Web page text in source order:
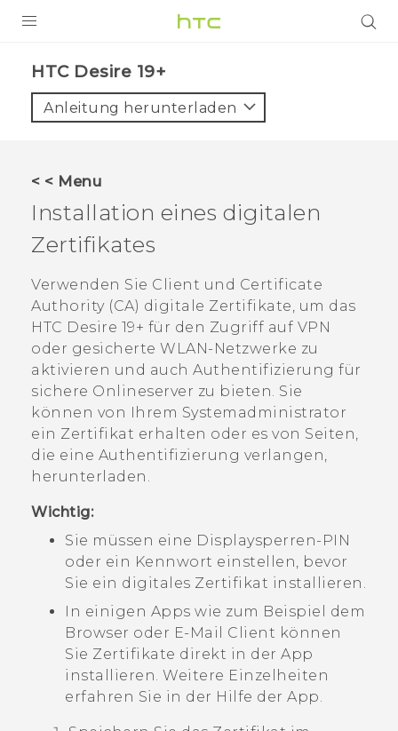
VIVE
VIVERSE
UNTERSTÜTZUNG
HTC-Geräte und Zubehör
‎HTC Desire 19+‎‎
Anleitung herunterladen
< < Menu
Installation eines digitalen
Zertifikates
Verwenden Sie Client und Certificate
Authority (CA) digitale Zertifikate, um das
HTC Desire 19+‍ für den Zugriff auf VPN
oder gesicherte WLAN-Netzwerke zu
aktivieren und auch Authentifizierung für
sichere Onlineserver zu bieten. Sie
können von Ihrem Systemadministrator
ein Zertifikat erhalten oder es von Seiten,
die eine Authentifizierung verlangen,
herunterladen.
Wichtig:
Sie müssen eine Displaysperren-PIN
oder ein Kennwort einstellen, bevor
Sie ein digitales Zertifikat installieren.
In einigen Apps wie zum Beispiel dem
Browser oder E-Mail Client können
Sie Zertifikate direkt in der App
installieren. Weitere Einzelheiten
erfahren Sie in der Hilfe der App.